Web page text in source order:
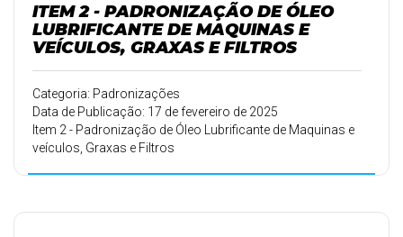
ITEM 2 - PADRONIZAÇÃO DE ÓLEO
LUBRIFICANTE DE MAQUINAS E
VEÍCULOS, GRAXAS E FILTROS
Categoria: Padronizações
Data de Publicação: 17 de fevereiro de 2025
Item 2 - Padronização de Óleo Lubrificante de Maquinas e
veículos, Graxas e Filtros